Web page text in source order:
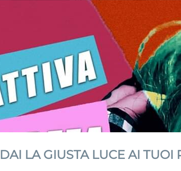
DAI LA GIUSTA LUCE AI TUOI